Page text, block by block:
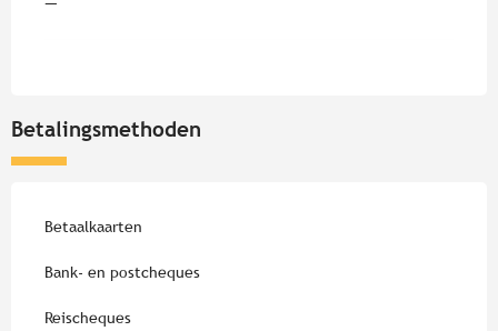
Betalingsmethoden
Betaalkaarten
Bank- en postcheques
Reischeques